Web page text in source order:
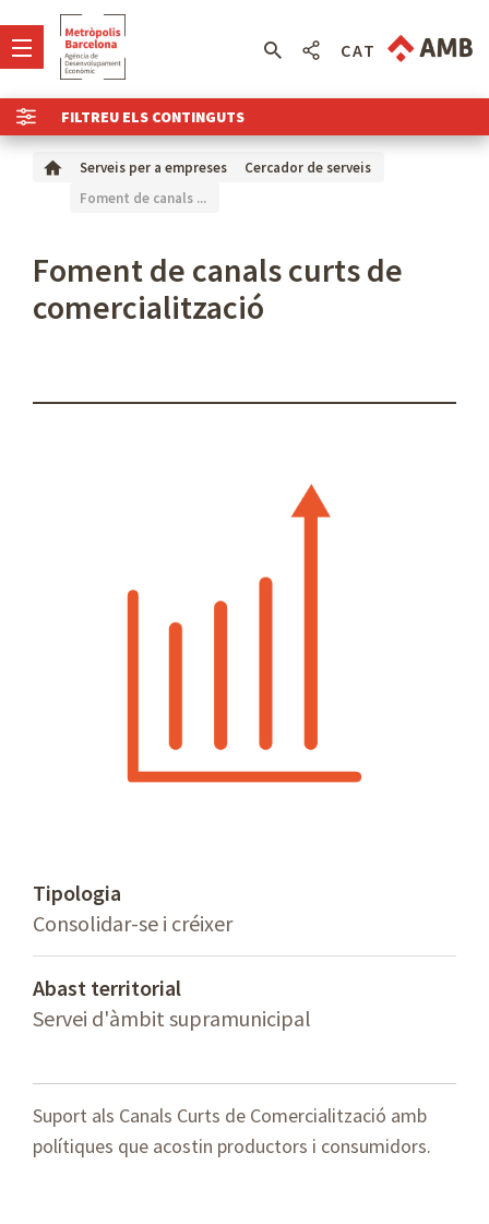
FILTREU ELS CONTINGUTS
CAT
Serveis per a empreses
Cercador de serveis
Foment de canals ...
Foment de canals curts de
comercialització
Tipologia
Consolidar-se i créixer
Abast territorial
Servei d'àmbit supramunicipal
Suport als Canals Curts de Comercialització amb
polítiques que acostin productors i consumidors.